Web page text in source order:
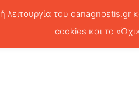
του oanagnostis.gr
cookies και το